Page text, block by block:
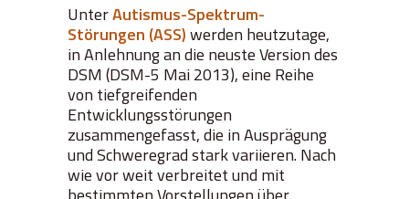
UnterAutismus-Spektrum-
Störungen (ASS)werden heutzutage,
in Anlehnung an die neuste Version des
DSM (DSM-5 Mai 2013), eine Reihe
von tiefgreifenden
Entwicklungsstörungen
zusammengefasst, die in Ausprägung
und Schweregrad stark variieren. Nach
wie vor weit verbreitet und mit